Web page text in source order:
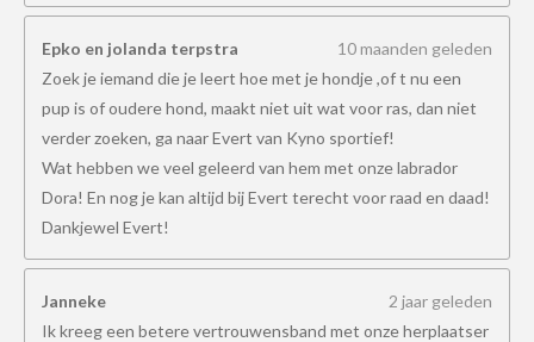
Epko en jolanda terpstra
10 maanden geleden
Zoek je iemand die je leert hoe met je hondje ,of t nu een
pup is of oudere hond, maakt niet uit wat voor ras, dan niet
verder zoeken, ga naar Evert van Kyno sportief!
Wat hebben we veel geleerd van hem met onze labrador
Dora! En nog je kan altijd bij Evert terecht voor raad en daad!
Dankjewel Evert!
Janneke
2 jaar geleden
Ik kreeg een betere vertrouwensband met onze herplaatser